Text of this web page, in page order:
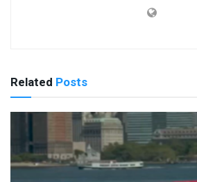
Related Posts